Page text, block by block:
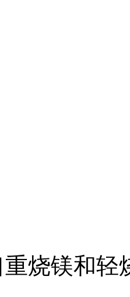
烧镁和轻